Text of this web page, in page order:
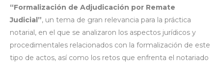
“Formalización de Adjudicación por Remate
Judicial”, un tema de gran relevancia para la práctica
notarial, en el que se analizaron los aspectos jurídicos y
procedimentales relacionados con la formalización de este
tipo de actos, así como los retos que enfrenta el notariado